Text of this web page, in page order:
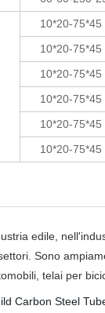
10*20-75*45
10*20-75*45
10*20-75*45
10*20-75*45
10*20-75*45
10*20-75*45
edile,
Sono
telai per